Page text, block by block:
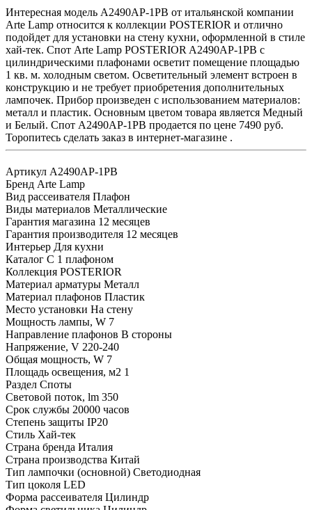
Интересная модель A2490AP-1PB от итальянской компании
Arte Lamp относится к коллекции POSTERIOR и отлично
подойдет для установки на стену кухни, оформленной в стиле
хай-тек. Спот Arte Lamp POSTERIOR A2490AP-1PB с
цилиндрическими плафонами осветит помещение площадью
1 кв. м. холодным светом. Осветительный элемент встроен в
конструкцию и не требует приобретения дополнительных
лампочек. Прибор произведен с использованием материалов:
металл и пластик. Основным цветом товара является Медный
и Белый. Спот A2490AP-1PB продается по цене 7490 руб.
Торопитесь сделать заказ в интернет-магазине .
Артикул A2490AP-1PB
Бренд Arte Lamp
Вид рассеивателя Плафон
Виды материалов Металлические
Гарантия магазина 12 месяцев
Гарантия производителя 12 месяцев
Интерьер Для кухни
Каталог С 1 плафоном
Коллекция POSTERIOR
Материал арматуры Металл
Материал плафонов Пластик
Место установки На стену
Мощность лампы, W 7
Направление плафонов В стороны
Напряжение, V 220-240
Общая мощность, W 7
Площадь освещения, м2 1
Раздел Споты
Световой поток, lm 350
Срок службы 20000 часов
Степень защиты IP20
Стиль Хай-тек
Страна бренда Италия
Страна производства Китай
Тип лампочки (основной) Светодиодная
Тип цоколя LED
Форма рассеивателя Цилиндр